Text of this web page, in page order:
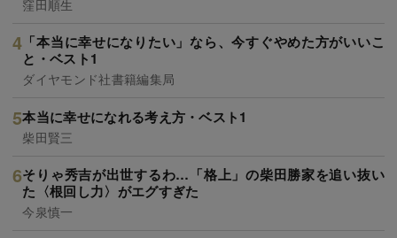
窪田順生
「本当に幸せになりたい」なら、今すぐやめた方がいいこ
と・ベスト1
ダイヤモンド社書籍編集局
本当に幸せになれる考え方・ベスト1
柴田賢三
そりゃ秀吉が出世するわ…「格上」の柴田勝家を追い抜い
た〈根回し力〉がエグすぎた
今泉慎一